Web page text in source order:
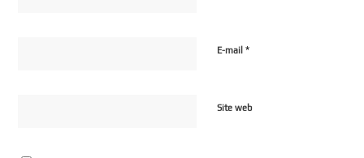
E-mail*
Site web